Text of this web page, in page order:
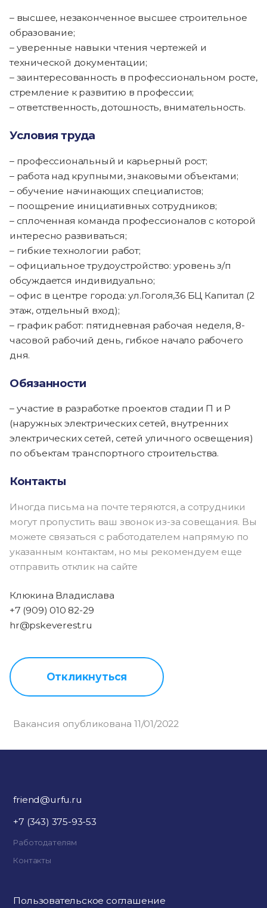
– высшее, незаконченное высшее строительное
образование;
– уверенные навыки чтения чертежей и
технической документации;
– заинтересованность в профессиональном росте,
стремление к развитию в профессии;
– ответственность, дотошность, внимательность.
Условия труда
– профессиональный и карьерный рост;
– работа над крупными, знаковыми объектами;
– обучение начинающих специалистов;
– поощрение инициативных сотрудников;
– сплоченная команда профессионалов с которой
интересно развиваться;
– гибкие технологии работ;
– официальное трудоустройство: уровень з/п
обсуждается индивидуально;
– офис в центре города: ул.Гоголя,36 БЦ Капитал (2
этаж, отдельный вход);
– график работ: пятидневная рабочая неделя, 8-
часовой рабочий день, гибкое начало рабочего
дня.
Обязанности
– участие в разработке проектов стадии П и Р
(наружных электрических сетей, внутренних
электрических сетей, сетей уличного освещения)
по объектам транспортного строительства.
Контакты
Иногда письма на почте теряются, а сотрудники
могут пропустить ваш звонок из-за совещания. Вы
можете связаться с работодателем напрямую по
указанным контактам, но мы рекомендуем еще
отправить отклик на сайте
Клюкина Владислава
+7 (909) 010 82-29
hr@pskeverest.ru
Откликнуться
Вакансия опубликована 11/01/2022
friend@urfu.ru
+7 (343) 375-93-53
Работодателям
Контакты
Пользовательское соглашение